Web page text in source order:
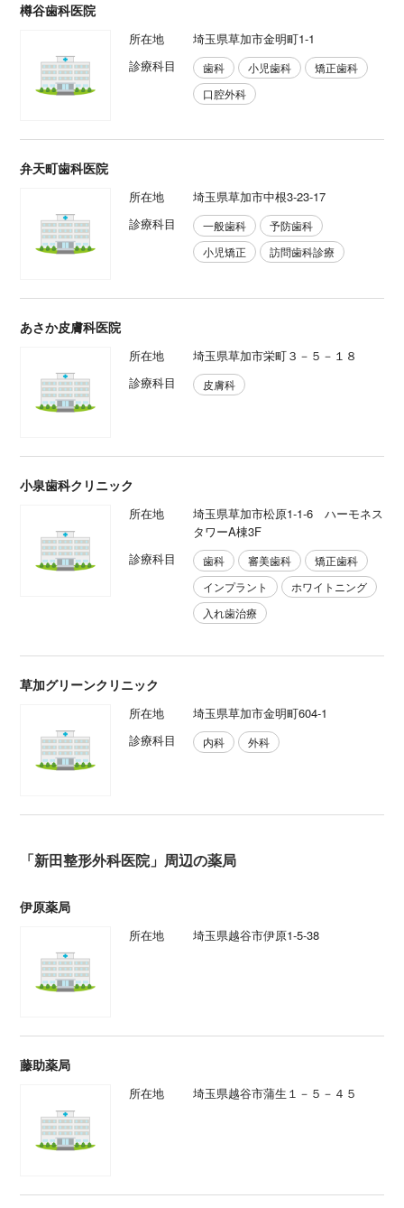
樽谷歯科医院
所在地
埼玉県草加市金明町1-1
診療科目
歯科 小児歯科
矯正歯科
口腔外科
弁天町歯科医院
所在地
埼玉県草加市中根3-23-17
診療科目
一般歯科
予防歯科
小児矯正
訪問歯科診療
あさか皮膚科医院
所在地
埼玉県草加市栄町３－５－１８
診療科目
皮膚科
小泉歯科クリニック
所在地
埼玉県草加市松原1-1-6 ハーモネス
タワーA棟3F
診療科目
歯科 審美歯科
矯正歯科
インプラント
ホワイトニング
入れ歯治療
草加グリーンクリニック
所在地
埼玉県草加市金明町604-1
診療科目
内科 外科
「新田整形外科医院」周辺の薬局
伊原薬局
所在地 埼玉県越谷市伊原1-5-38
藤助薬局
所在地 埼玉県越谷市蒲生１－５－４５